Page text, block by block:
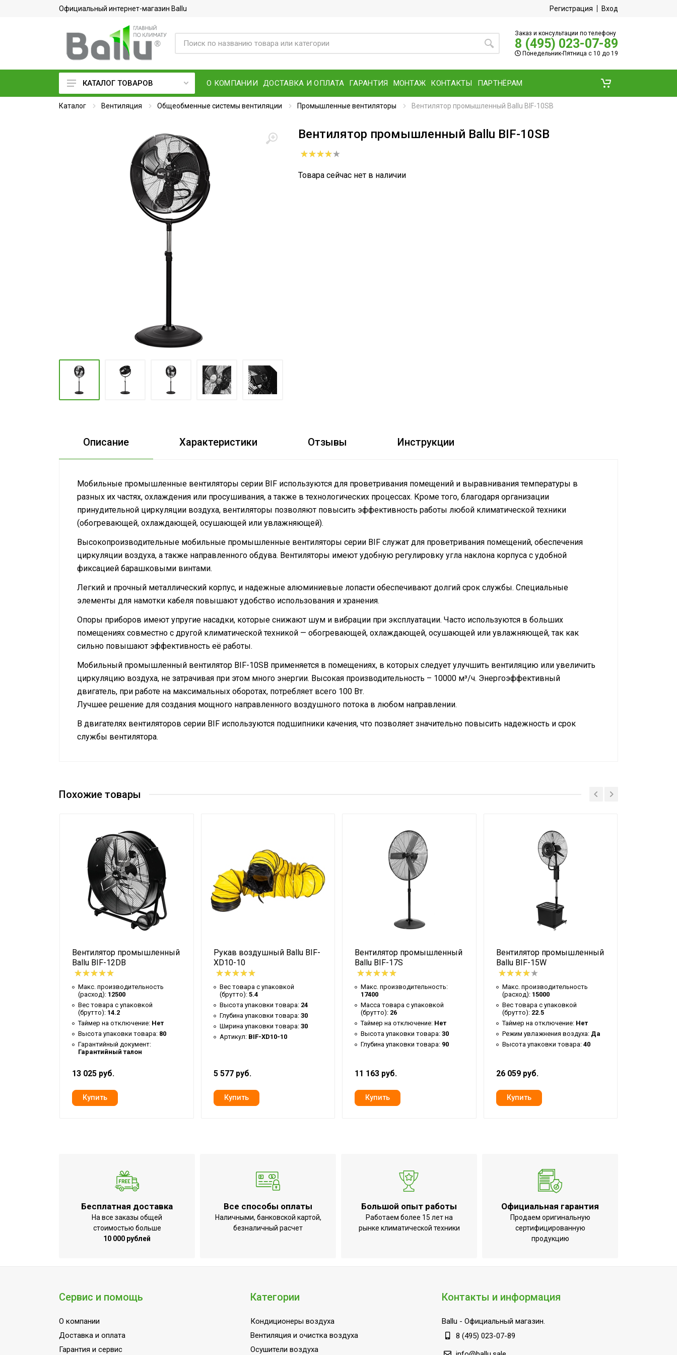
Официальный интернет-магазин Ballu Регистрация Вход
Заказ и консультации по телефону
8 (495) 023-07-89
Понедельник-Пятница с 10 до 19
Кондиционеры воздуха
Водонагреватели
Тепловое оборудование
Электросушилки для рук
Промышленные кондиционеры
КАТАЛОГ ТОВАРОВ О КОМПАНИИ ДОСТАВКА И ОПЛАТА ГАРАНТИЯ МОНТАЖ КОНТАКТЫ ПАРТНЁРАМ
Каталог Вентиляция Общеобменные системы вентиляции Промышленные вентиляторы Вентилятор промышленный Ballu BIF-10SB
Вентилятор промышленный Ballu BIF-10SB
Товара сейчас нет в наличии
Описание Характеристики Отзывы Инструкции
Мобильные промышленные вентиляторы серии BIF используются для проветривания помещений и выравнивания температуры в
разных их частях, охлаждения или просушивания, а также в технологических процессах. Кроме того, благодаря организации
принудительной циркуляции воздуха, вентиляторы позволяют повысить эффективность работы любой климатической техники
(обогревающей, охлаждающей, осушающей или увлажняющей).
Высокопроизводительные мобильные промышленные вентиляторы серии BIF служат для проветривания помещений, обеспечения
циркуляции воздуха, а также направленного обдува. Вентиляторы имеют удобную регулировку угла наклона корпуса с удобной
фиксацией барашковыми винтами.
Легкий и прочный металлический корпус, и надежные алюминиевые лопасти обеспечивают долгий срок службы. Специальные
элементы для намотки кабеля повышают удобство использования и хранения.
Опоры приборов имеют упругие насадки, которые снижают шум и вибрации при эксплуатации. Часто используются в больших
помещениях совместно с другой климатической техникой — обогревающей, охлаждающей, осушающей или увлажняющей, так как
сильно повышают эффективность её работы.
Мобильный промышленный вентилятор BIF-10SB применяется в помещениях, в которых следует улучшить вентиляцию или увеличить
циркуляцию воздуха, не затрачивая при этом много энергии. Высокая производительность – 10000 м³/ч. Энергоэффективный
двигатель, при работе на максимальных оборотах, потребляет всего 100 Вт.
Лучшее решение для создания мощного направленного воздушного потока в любом направлении.
В двигателях вентиляторов серии BIF используются подшипники качения, что позволяет значительно повысить надежность и срок
службы вентилятора.
Таймер на отключение
Глубина упаковки товара
57.5
Тип дисплея
Нет
Материал лопастей
Металл
Цвет корпуса
Черный
Тип конструкции вентилятора
Осевой
Ширина упаковки товара
57.5
Количество режимов работы
3
Гарантийный срок
12 мес
Регулировка угла наклона
Да
Серия
BIF
Высота товара
165
Глубина товара
49
Срок службы
Ширина товара
61
Тип основания
Круглое
Уровень шума
70
Индикация включения
Нет
Диаметр лопастей
Макс. высота
Пульт управления в комплекте
Похожие товары
Вентилятор промышленный
Ballu BIF-12DB
Макс. производительность
(расход): 12500
Вес товара с упаковкой
(брутто): 14.2
Таймер на отключение: Нет
Высота упаковки товара: 80
Гарантийный документ:
Гарантийный талон
13 025 руб.
Рукав воздушный Ballu BIF-
XD10-10
Вес товара с упаковкой
(брутто): 5.4
Высота упаковки товара: 24
Глубина упаковки товара: 30
Ширина упаковки товара: 30
Артикул: BIF-XD10-10
5 577 руб.
Вентилятор промышленный
Ballu BIF-17S
Макс. производительность:
17400
Масса товара с упаковкой
(брутто): 26
Таймер на отключение: Нет
Высота упаковки товара: 30
Глубина упаковки товара: 90
11 163 руб.
Вентилятор промышленный
Ballu BIF-15W
Макс. производительность
(расход): 15000
Вес товара с упаковкой
(брутто): 22.5
Таймер на отключение: Нет
Режим увлажнения воздуха: Да
Высота упаковки товара: 40
26 059 руб.
Бесплатная доставка
На все заказы общей
стоимостью больше
10 000 рублей
Все способы оплаты
Наличными, банковской картой,
безналичный расчет
Большой опыт работы
Работаем более 15 лет на
рынке климатической техники
Официальная гарантия
Продаем оригинальную
сертифицированную
продукцию
Сервис и помощь
О компании
Доставка и оплата
Гарантия и сервис
Категории
Кондиционеры воздуха
Вентиляция и очистка воздуха
Осушители воздуха
Контакты и информация
Ballu - Официальный магазин.
8 (495) 023-07-89